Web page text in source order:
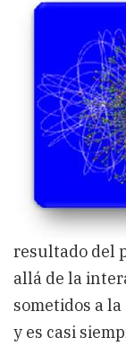
la
de
los
n-
a
los
n-
resultado del
allá de la
sometidos a
y es casi